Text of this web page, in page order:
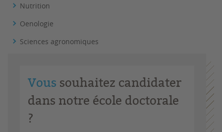
Nutrition
Oenologie
Sciences agronomiques
Vous souhaitez candidater
dans notre école doctorale
?